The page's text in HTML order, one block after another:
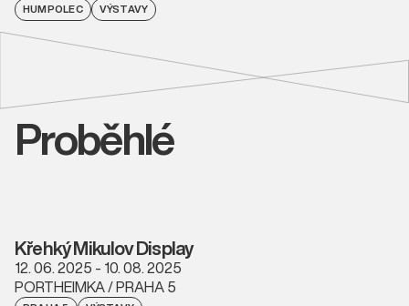
HUMPOLEC VÝSTAVY
Proběhlé
Křehký Mikulov Display
12. 06. 2025 - 10. 08. 2025
PORTHEIMKA / PRAHA 5